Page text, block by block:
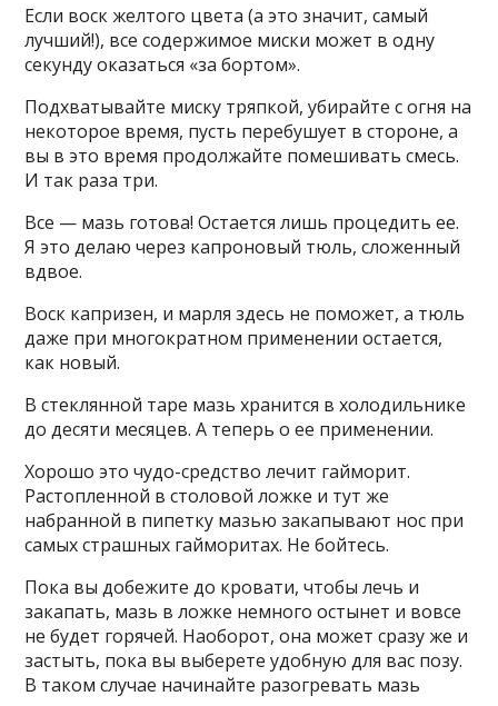
Если воск желтого цвета (а это значит, самый
лучший!), все содержимое миски может в одну
секунду оказаться «за бортом».
Подхватывайте миску тряпкой, убирайте с огня на
некоторое время, пусть перебушует в стороне, а
вы в это время продолжайте помешивать смесь.
И так раза три.
Все — мазь готова! Остается лишь процедить ее.
Я это делаю через капроновый тюль, сложенный
вдвое.
Воск капризен, и марля здесь не поможет, а тюль
даже при многократном применении остается,
как новый.
В стеклянной таре мазь хранится в холодильнике
до десяти месяцев. А теперь о ее применении.
Хорошо это чудо-средство лечит гайморит.
Растопленной в столовой ложке и тут же
набранной в пипетку мазью закапывают нос при
самых страшных гайморитах. Не бойтесь.
Пока вы добежите до кровати, чтобы лечь и
закапать, мазь в ложке немного остынет и вовсе
не будет горячей. Наоборот, она может сразу же и
застыть, пока вы выберете удобную для вас позу.
В таком случае начинайте разогревать мазь